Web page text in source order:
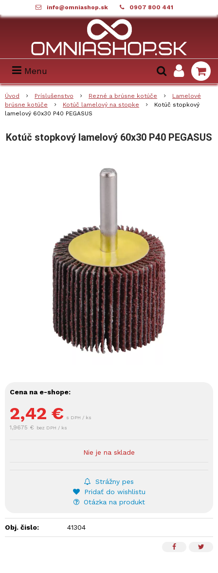
info@omniashop.sk 0907 800 441
Menu
Úvod Príslušenstvo Rezné a brúsne kotúče
Lamelové
brúsne kotúče
Kotúč lamelový na stopke
Kotúč stopkový
lamelový 60x30 P40 PEGASUS
Kotúč stopkový lamelový 60x30 P40 PEGASUS
Cena na e-shope:
2,42 € s DPH / ks
1,9675 € bez DPH / ks
Nie je na sklade
Strážny pes
Pridať do wishlistu
Otázka na produkt
Obj. čislo: 41304